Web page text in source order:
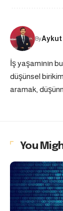
ByAykut
İş yaşamının
düşünsel
aramak,
You